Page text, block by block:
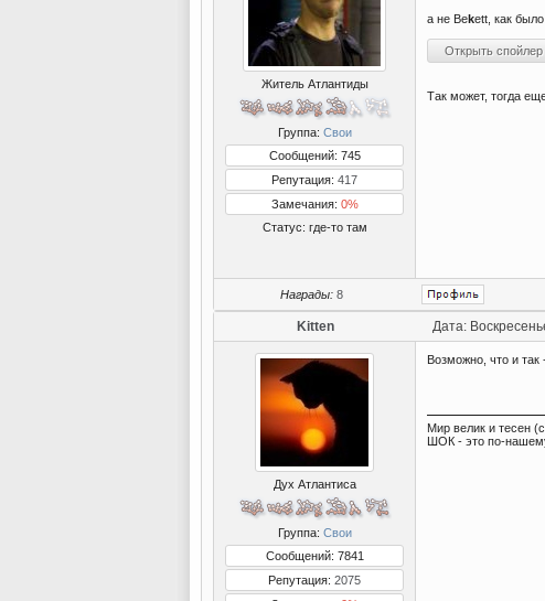
Житель Атлантиды
Группа: Свои
Сообщений: 745
Репутация: 417
Замечания: 0%
Статус: где-то там
а не Bekett, как
Так может, тогда
Награды: 8
Kitten Дата:
Дух Атлантиса
Группа: Свои
Сообщений: 7841
Репутация: 2075
Возможно, что и так
Мир велик и тесен
ШОК - это по-